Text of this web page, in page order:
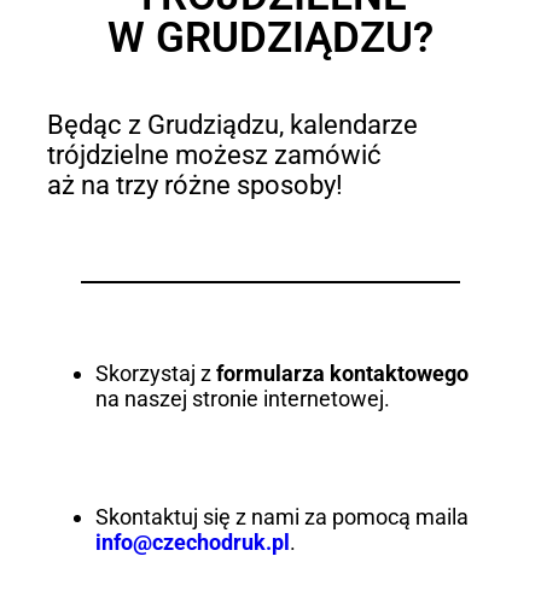
W GRUDZIĄDZU?
Będąc z Grudziądzu, kalendarze
trójdzielne możesz zamówić
aż na trzy różne sposoby!
Skorzystaj zformularza kontaktowego
na naszej stronie internetowej.
Skontaktuj się z nami za pomocą maila
info@czechodruk.pl .